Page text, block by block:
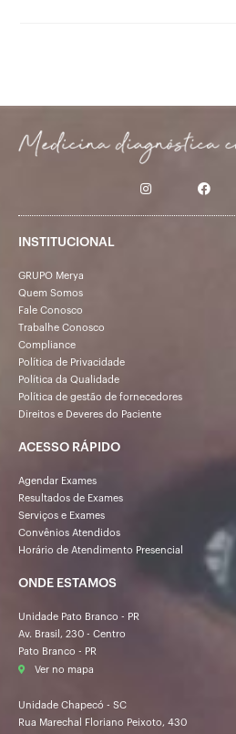
INSTITUCIONAL
GRUPO Merya
Quem Somos
Fale Conosco
Trabalhe Conosco
Compliance
Política de Privacidade
Política da Qualidade
Política de gestão de fornecedores
Direitos e Deveres do Paciente
ACESSO RÁPIDO
Agendar Exames
Resultados de Exames
Serviços e Exames
Convênios Atendidos
Horário de Atendimento Presencial
ONDE ESTAMOS
Unidade Pato Branco - PR
Av. Brasil, 230 - Centro
Pato Branco - PR
Ver no mapa
Unidade Chapecó - SC
Rua Marechal Floriano Peixoto, 430